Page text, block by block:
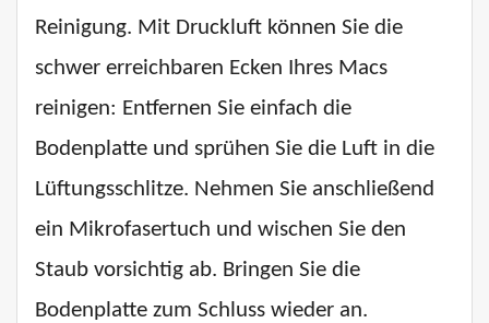
Reinigung. Mit Druckluft können Sie die
schwer erreichbaren Ecken Ihres Macs
reinigen: Entfernen Sie einfach die
Bodenplatte und sprühen Sie die Luft in die
Lüftungsschlitze. Nehmen Sie anschließend
ein Mikrofasertuch und wischen Sie den
Staub vorsichtig ab. Bringen Sie die
Bodenplatte zum Schluss wieder an.